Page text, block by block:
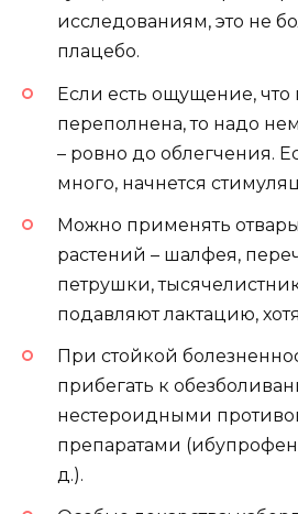
исследованиям, это не
плацебо.
Если есть ощущение, что
переполнена, то надо
– ровно до облегчения.
много, начнется
Можно применять
растений – шалфея,
петрушки,
подавляют лактацию,
При стойкой
прибегать к
нестероидными
препаратами
д.).